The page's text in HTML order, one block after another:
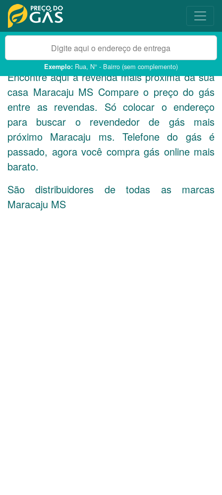
Exemplo: Rua, N° - Bairro (sem complemento)
Encontre aqui a revenda mais próxima da sua
casa Maracaju MS Compare o preço do gás
entre as revendas. Só colocar o endereço
para buscar o revendedor de gás mais
próximo Maracaju ms. Telefone do gás é
passado, agora você compra gás online mais
barato.
São distribuidores de todas as marcas
Maracaju MS